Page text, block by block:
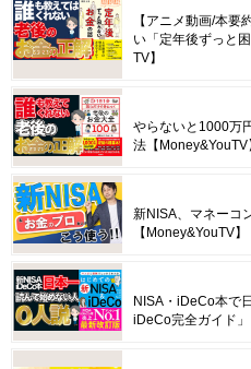
【アニメ動画/本要
い「定年後ずっと
TV】
やらないと1000万
法【Money&YouTV
新NISA、マネーコ
【Money&YouTV】
NISA・iDeCo本で
iDeCo完全ガイド」